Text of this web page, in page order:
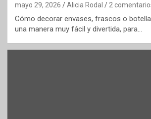
mayo 29, 2026 Alicia Rodal 2
Cómo decorar envases, frascos o
una manera muy fácil y divertida, para…